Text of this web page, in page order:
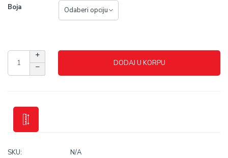
Boja
DODAJ U KORPU
SKU:
N/A